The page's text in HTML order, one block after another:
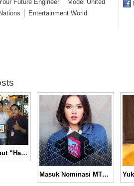
Future Engineer │ Model United
Nations │ Entertainment World
RAN Menyambut “Hari Baru” dengan Meluncurkan Album ke-4
Masuk Nominasi MTV European Music Awards 2016, Ayo Kita Dukung Raisa